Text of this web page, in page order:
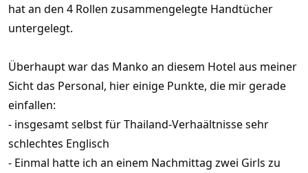
hat an den 4 Rollen zusammengelegte Handtücher
untergelegt.
Überhaupt war das Manko an diesem Hotel aus meiner
Sicht das Personal, hier einige Punkte, die mir gerade
einfallen:
- insgesamt selbst für Thailand-Verhaältnisse sehr
schlechtes Englisch
- Einmal hatte ich an einem Nachmittag zwei Girls zu